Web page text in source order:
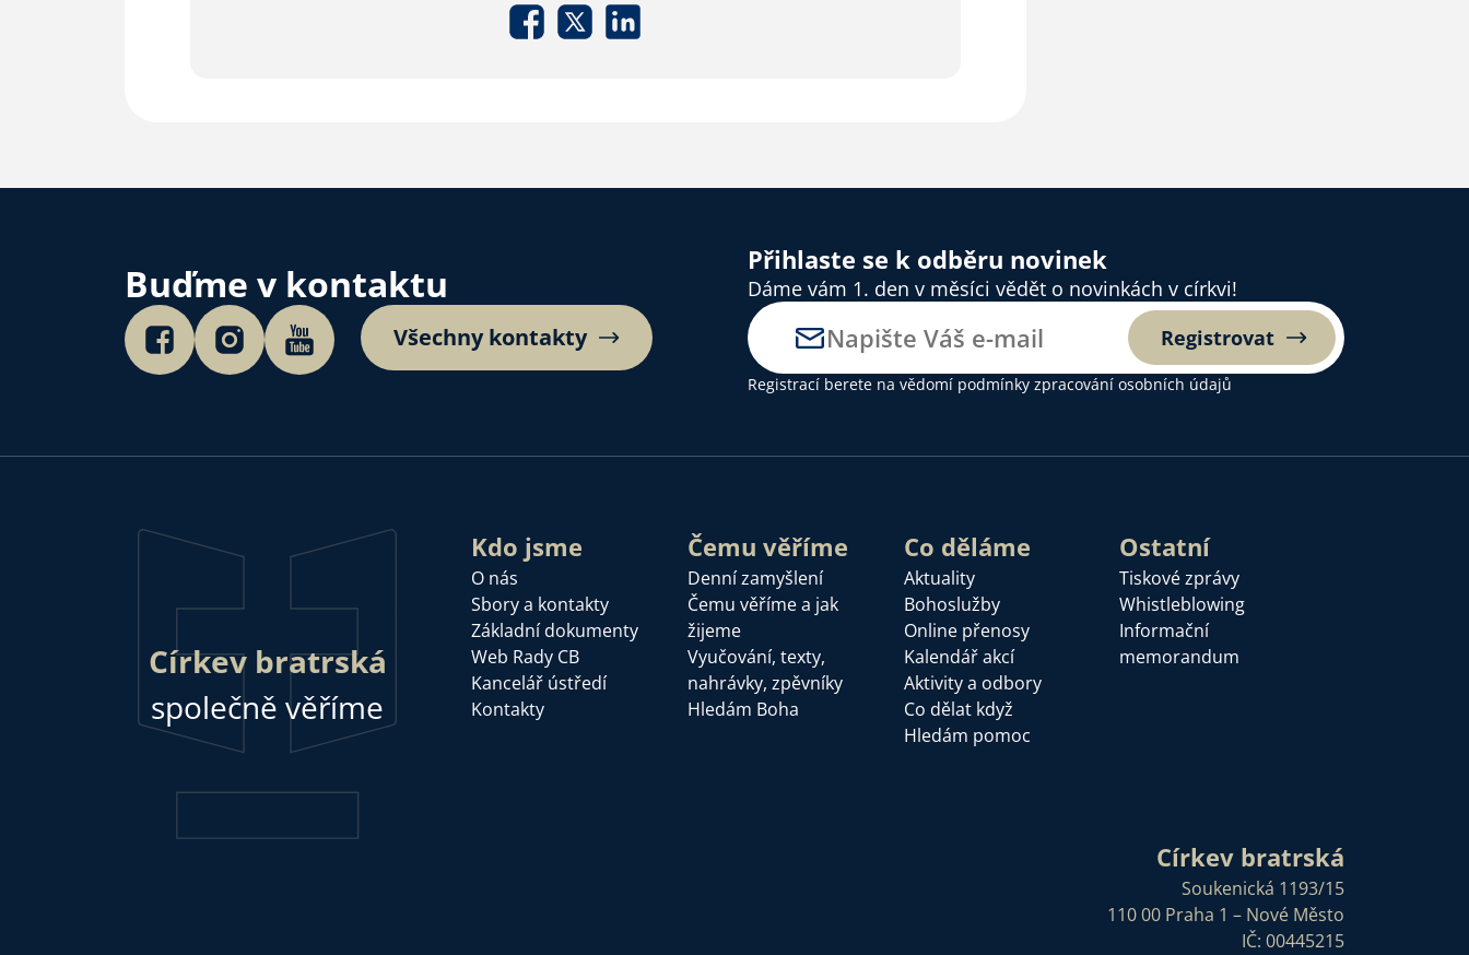
Buďme v kontaktu
Všechny kontakty
Přihlaste se k odběru novinek
Dáme vám 1. den v měsíci vědět o novinkách v církvi!
Registrovat
Registrací berete na vědomí podmínky zpracování osobních údajů
Církev bratrská
společně věříme
Kdo jsme
O nás
Sbory a kontakty
Základní dokumenty
Web Rady CB
Kancelář ústředí
Kontakty
Čemu věříme
Denní zamyšlení
Čemu věříme a jak
žijeme
Vyučování, texty,
nahrávky, zpěvníky
Hledám Boha
Co děláme
Aktuality
Bohoslužby
Online přenosy
Kalendář akcí
Aktivity a odbory
Co dělat když
Hledám pomoc
Ostatní
Tiskové zprávy
Whistleblowing
Informační
memorandum
Církev bratrská
Soukenická 1193/15
110 00 Praha 1 – Nové Město
IČ: 00445215